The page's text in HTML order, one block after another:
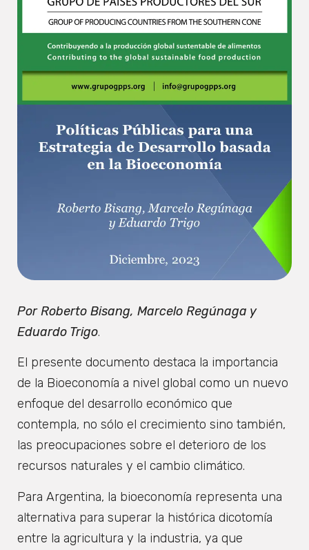
Por Roberto Bisang, Marcelo Regúnaga y
Eduardo Trigo.
El presente documento destaca la importancia
de la Bioeconomía a nivel global como un nuevo
enfoque del desarrollo económico que
contempla, no sólo el crecimiento sino también,
las preocupaciones sobre el deterioro de los
recursos naturales y el cambio climático.
Para Argentina, la bioeconomía representa una
alternativa para superar la histórica dicotomía
entre la agricultura y la industria, ya que